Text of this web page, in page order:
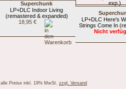
Superchunk
LP+DLC Indoor Living
(remastered & expanded)
18,95 €
LP+DLC Here's
Strings Come In
Nicht
alle Preise inkl. 19% MwSt. zzgl. Versand